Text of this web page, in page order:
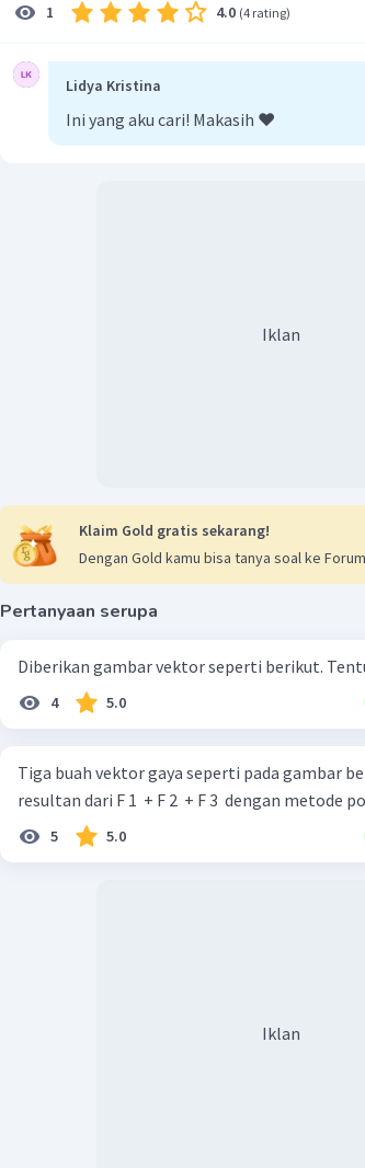
1 4.0 (4 rating)
Lidya Kristina
Ini yang aku cari! Makasih ❤️
Iklan
Klaim Gold gratis sekarang!
Dengan Gold kamu bisa tanya soal ke
Pertanyaan serupa
Diberikan
4 5.0
Tiga buah vektor gaya seperti pada gambar berikut:
resultan dari F 1 ​ + F 2 ​ + F 3 ​ dengan metode
5 5.0
Iklan